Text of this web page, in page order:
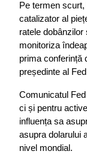
Pe termen
catalizator al
ratele
monitoriza
prima conferință
președinte al
Comunicatul
ci și pentru
influența sa
asupra dolarului
nivel mondial.